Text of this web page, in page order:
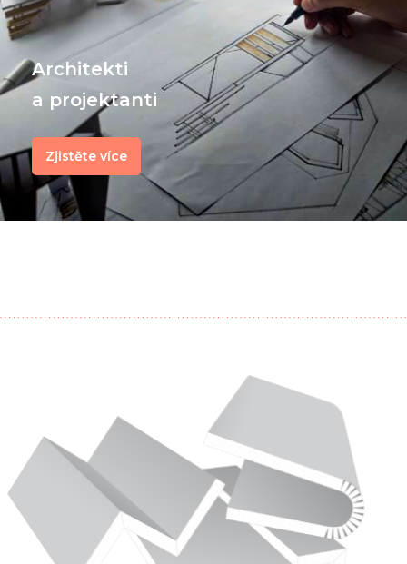
Architekti
a projektanti
Zjistěte více